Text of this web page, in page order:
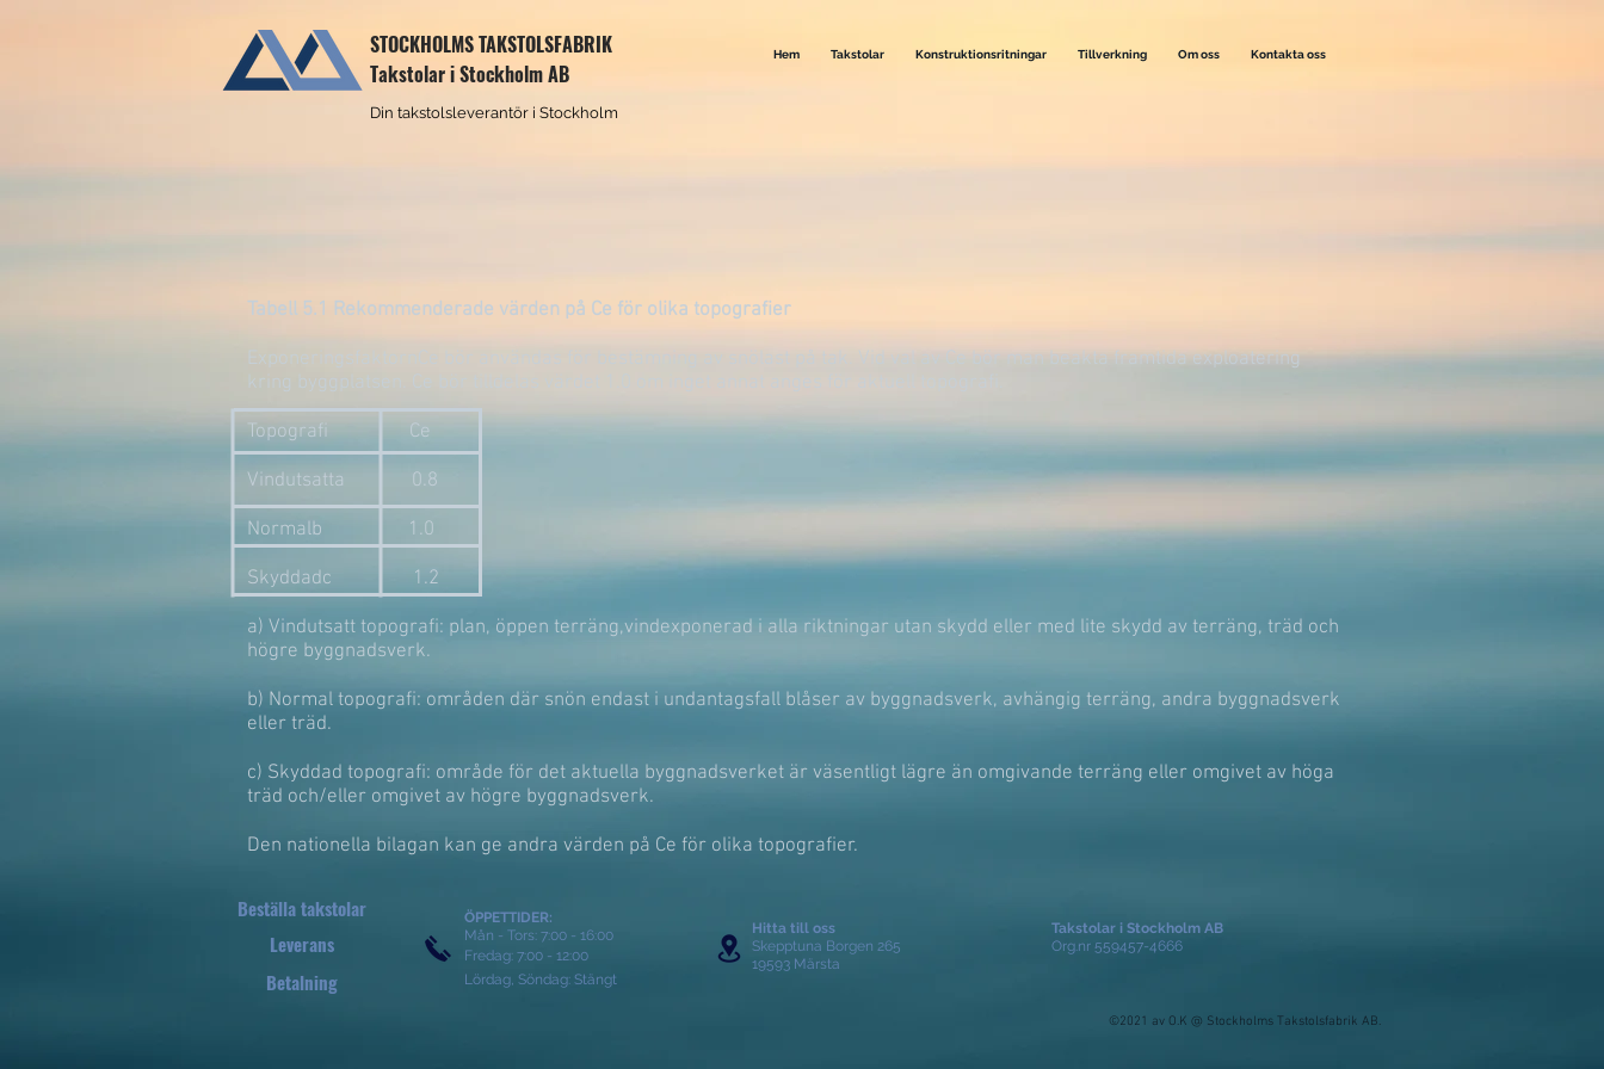
STOCKHOLMS TAKSTOLSFABRIK
Takstolar i Stockholm AB
Hem Takstolar Konstruktionsritningar Tillverkning Om oss Kontakta oss
Din takstolsleverantör i Stockholm
Tabell 5.1 Rekommenderade värden på Ce för olika topografier
ExponeringsfaktornCe bör användas för bestämning av snölast på tak. Vid val av Ce bör man beakta framtida exploatering
kring byggplatsen. Ce bör tilldelas värdet 1.0 om inget annat anges för aktuell topografi.
Topografi Ce
Vindutsatta 0.8
Normalb 1.0
Skyddadc 1.2
a) Vindutsatt topografi: plan, öppen terräng,vindexponerad i alla riktningar utan skydd eller med lite skydd av terräng, träd och
högre byggnadsverk.
b) Normal topografi: områden där snön endast i undantagsfall blåser av byggnadsverk, avhängig terräng, andra byggnadsverk
eller träd.
c) Skyddad topografi: område för det aktuella byggnadsverket är väsentligt lägre än omgivande terräng eller omgivet av höga
träd och/eller omgivet av högre byggnadsverk.
Den nationella bilagan kan ge andra värden på Ce för olika topografier.
Beställa takstolar
Leverans
Betalning
ÖPPETTIDER:
Mån - Tors: 7:00 - 16:00
​​Fredag: 7:00 - 12:00
Lördag, Söndag: Stängt
Hitta till oss
Skepptuna Borgen 265
19593 Märsta
Takstolar i Stockholm AB
Org.nr 559457-4666
©2021 av O.K @ Stockholms Takstolsfabrik AB.